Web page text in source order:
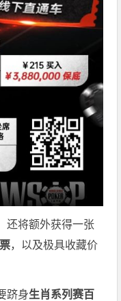
还将额外获得一张
，以及极具收藏价
跻身生肖系列赛百